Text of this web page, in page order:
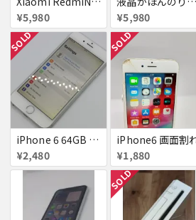
¥5,980
¥5,980
SOLD
iPhone 6 64GB Softbank
¥2,480
SOLD
iPhone6 画面割
¥1,880
SOLD